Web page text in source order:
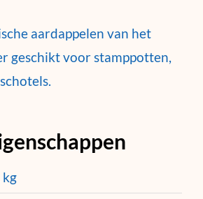
aardappelen van het
geschikt voor stamppotten,
kg